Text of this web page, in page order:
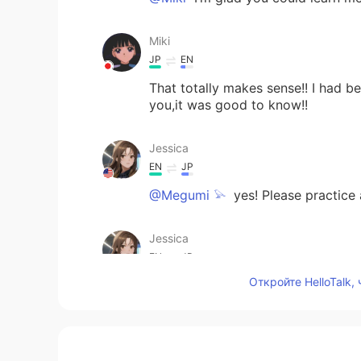
Miki
JP EN
That totally makes sense!! I had
you,it was good to know!!
Jessica
EN JP
@Megumi 𓅫 yes! Please
Jessica
EN JP
そうですね！ Wow!
Откройте HelloTalk,